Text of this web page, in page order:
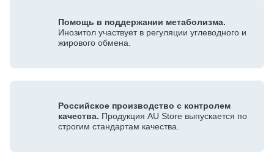
Помощь в поддержании метаболизма.
Инозитол участвует в регуляции углеводного и
жирового обмена.
Российское производство с контролем
качества. Продукция AU Store выпускается по
строгим стандартам качества.